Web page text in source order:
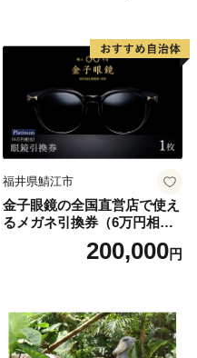
福井県鯖江市
金子眼鏡の全国直営店で使え
るメガネ引換券（6万円相
当） Platinum200,000円